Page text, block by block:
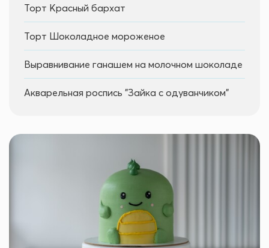
Торт Красный бархат
Торт Шоколадное мороженое
Выравнивание ганашем на молочном шоколаде
Акварельная роспись "Зайка с одуванчиком"